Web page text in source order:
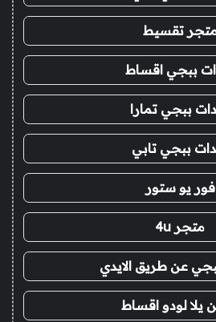
تقسيط
ببجي اقساط
ببجي تمارا
ببجي تابي
فور يو ستور
متجر 4u
عن طريق الايدي
لودو اقساط